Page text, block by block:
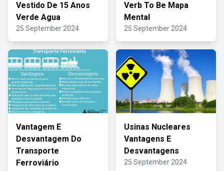
Vestido De 15 Anos
Verde Agua
25 September 2024
Verb To Be Mapa
Mental
25 September 2024
Vantagem E
Desvantagem Do
Transporte
Ferroviário
Usinas Nucleares
Vantagens E
Desvantagens
25 September 2024